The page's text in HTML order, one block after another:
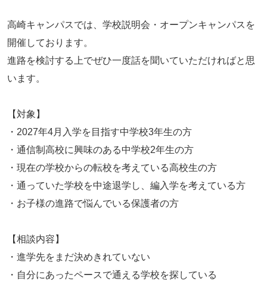
高崎キャンパスでは、学校説明会・オープンキャンパスを
開催しております。
進路を検討する上でぜひ一度話を聞いていただければと思
います。
【対象】
・2027年4月入学を目指す中学校3年生の方
・通信制高校に興味のある中学校2年生の方
・現在の学校からの転校を考えている高校生の方
・通っていた学校を中途退学し、編入学を考えている方
・お子様の進路で悩んでいる保護者の方
【相談内容】
・進学先をまだ決めきれていない
・自分にあったペースで通える学校を探している